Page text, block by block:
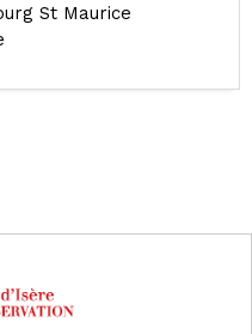
St Maurice